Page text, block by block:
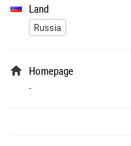
Land
Russia
Homepage
-